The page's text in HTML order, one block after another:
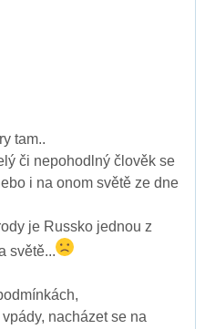
tam..
či nepohodlný člověk se
i na onom světě ze dne
je Russko jednou z
světě...
nacházet se na